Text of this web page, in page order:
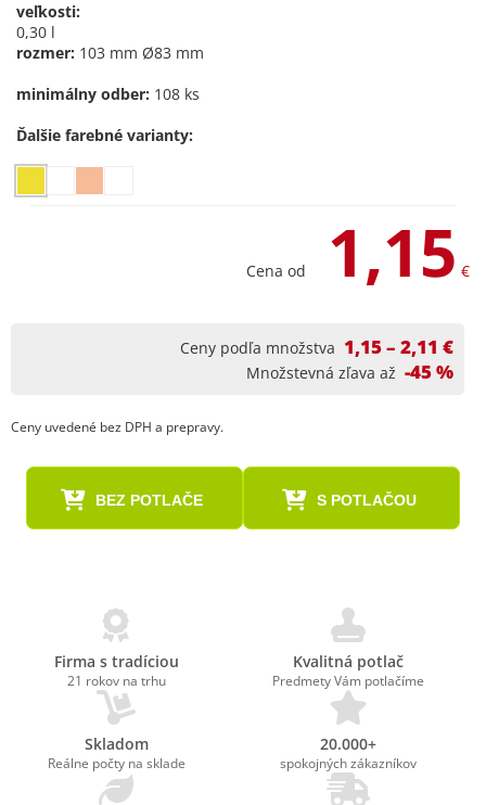
veľkosti:
0,30 l
rozmer: 103 mm Ø83 mm
minimálny odber: 108 ks
Ďalšie farebné varianty:
Cena od 1,15 €
Ceny podľa množstva 1,15 – 2,11 €
Množstevná zľava až -45 %
Ceny uvedené bez DPH a prepravy.
BEZ POTLAČE S POTLAČOU
Firma s tradíciou
21 rokov na trhu
Kvalitná potlač
Predmety Vám potlačíme
Skladom
Reálne počty na sklade
20.000+
spokojných zákazníkov